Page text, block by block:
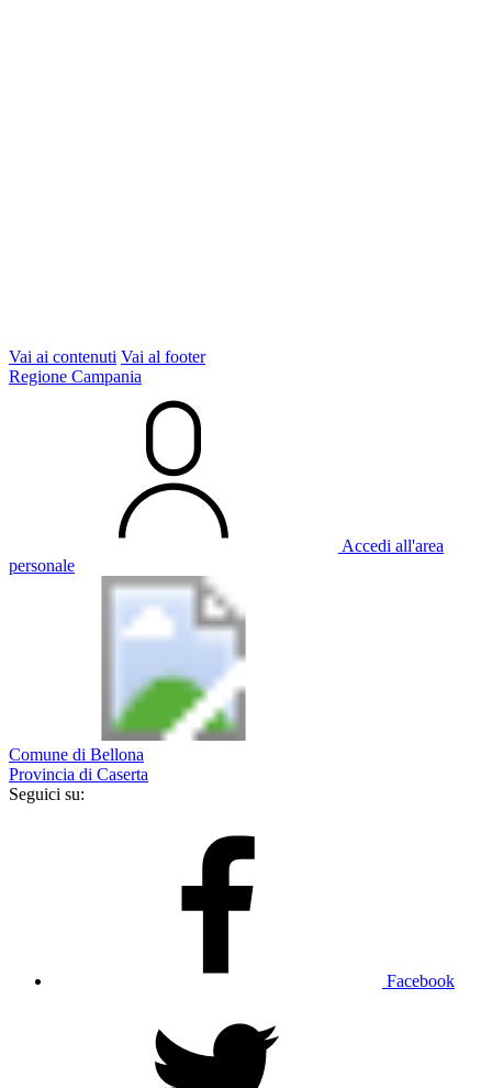
Vai ai contenuti Vai al footer
Regione Campania
Accedi all'area
personale
Comune di Bellona
Provincia di Caserta
Seguici su:
Facebook